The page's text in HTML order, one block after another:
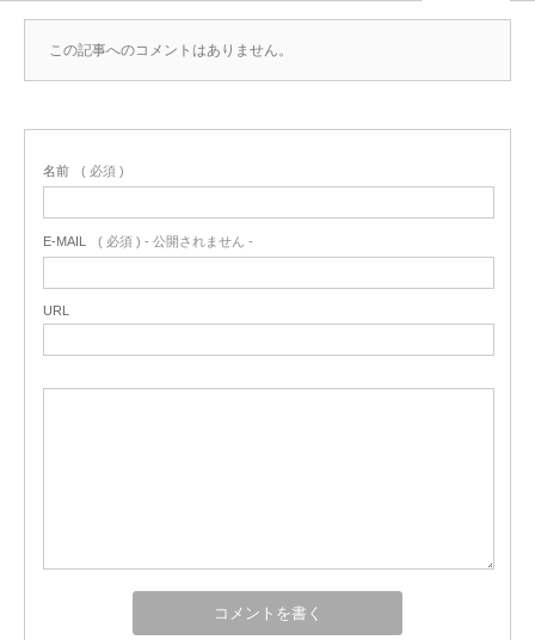
この記事へのコメントはありません。
名前 ( 必須 )
E-MAIL ( 必須 ) - 公開されません -
URL